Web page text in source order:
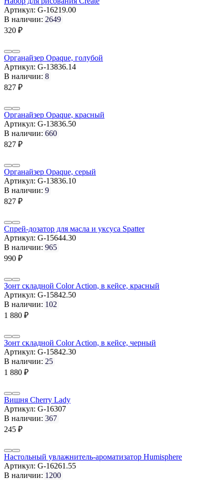
Артикул: G-16219.00
В наличии: 2649
320 ₽
Органайзер Opaque, голубой
Артикул: G-13836.14
В наличии: 8
827 ₽
Органайзер Opaque, красный
Артикул: G-13836.50
В наличии: 660
827 ₽
Органайзер Opaque, серый
Артикул: G-13836.10
В наличии: 9
827 ₽
Спрей-дозатор для масла и уксуса Spatter
Артикул: G-15644.30
В наличии: 965
990 ₽
Зонт складной Color Action, в кейсе, красный
Артикул: G-15842.50
В наличии: 102
1 880 ₽
Зонт складной Color Action, в кейсе, черный
Артикул: G-15842.30
В наличии: 25
1 880 ₽
Вишня Cherry Lady
Артикул: G-16307
В наличии: 367
245 ₽
Настольный увлажнитель-ароматизатор Humisphere
Артикул: G-16261.55
В наличии: 1200